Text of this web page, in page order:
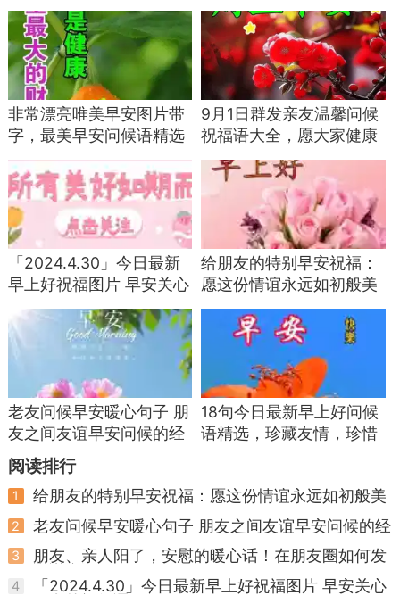
讲完了必须删除的 6 类短信，我再给大家几个
实打实的安全防护技巧，全是我自己用了很多年、
亲测有效的干货，大家记好，照着做就能避开绝大
多数的坑。
首先，守住绝对不能碰的红线：点击陌生链
接、回拨陌生电话、回复陌生短信、透露个人和银
行卡信息、提供验证码、给陌生账户转账。守住这
几条底线，99% 的短信诈骗都骗不到你。
其次，开启手机自带的垃圾短信拦截功能，安
卓和苹果手机都有这个官方功能，在手机设置里就
能找到，打开后绝大多数垃圾、诈骗短信都会被直
接拦截，根本到不了你的收件箱，省心又安全。
然后，所有信息核实务必走官方渠道。收到社
保、银行、快递等机构的相关短信，别用里面的链
接和电话，直接打开对应机构的官方 App，或者拨
打官方公示的客服电话核实，绝对别信短信里的私
人联系方式。
最后，如果频繁收到诈骗短信、垃圾短信，一
定要主动举报。最正规的渠道就是12321 网络不良
非常漂亮唯美早安图片带
字，最美早安问候语精选
关心亲友祝福语
9月1日群发亲友温馨问候
祝福语大全，愿大家健康
快乐，周五愉快！
「2024.4.30」今日最新
早上好祝福图片 早安关心
朋友的问候语
给朋友的特别早安祝福：
愿这份情谊永远如初般美
好
老友问候早安暖心句子 朋
友之间友谊早安问候的经
典句子
18句今日最新早上好问候
语精选，珍藏友情，珍惜
阅读排行
1
给朋友的特别早安祝福：愿这份情谊永远如初般美
2
老友问候早安暖心句子 朋友之间友谊早安问候的经
3
朋友、亲人阳了，安慰的暖心话！在朋友圈如何发
4
「2024.4.30」今日最新早上好祝福图片 早安关心